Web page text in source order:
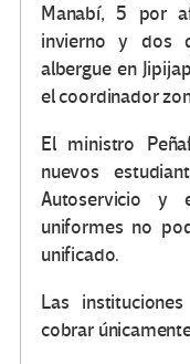
Manabí, 5 por
invierno y dos
albergue en
el coordinador
El ministro
nuevos
Autoservicio
uniformes no
unificado.
Las
cobrar